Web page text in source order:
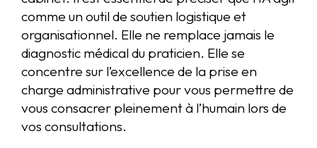
comme un outil de soutien logistique et
organisationnel. Elle ne remplace jamais le
diagnostic médical du praticien. Elle se
concentre sur l’excellence de la prise en
charge administrative pour vous permettre de
vous consacrer pleinement à l’humain lors de
vos consultations.